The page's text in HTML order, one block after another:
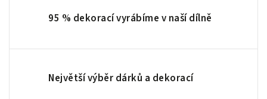
95 % dekorací vyrábíme v naší dílně
Největší výběr dárků a dekorací